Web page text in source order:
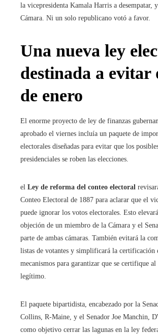
la vicepresidenta Kamala Harris a desempatar,
Cámara. Ni un solo republicano votó a favor.
Una nueva ley
destinada a evitar
de enero
El enorme proyecto de ley de finanzas
aprobado el viernes incluía un paquete de
electorales diseñadas para evitar que los
presidenciales se roben las elecciones.
el Ley de reforma del conteo electoral
Conteo Electoral de 1887 para aclarar que el
puede ignorar los votos electorales. Esto
objeción de un miembro de la Cámara y el
parte de ambas cámaras. También evitará la
listas de votantes y simplificará la certificación
mecanismos para garantizar que se certifique al
legítimo.
El paquete bipartidista, encabezado por la
Collins, R-Maine, y el Senador Joe Manchin,
como objetivo cerrar las lagunas en la ley